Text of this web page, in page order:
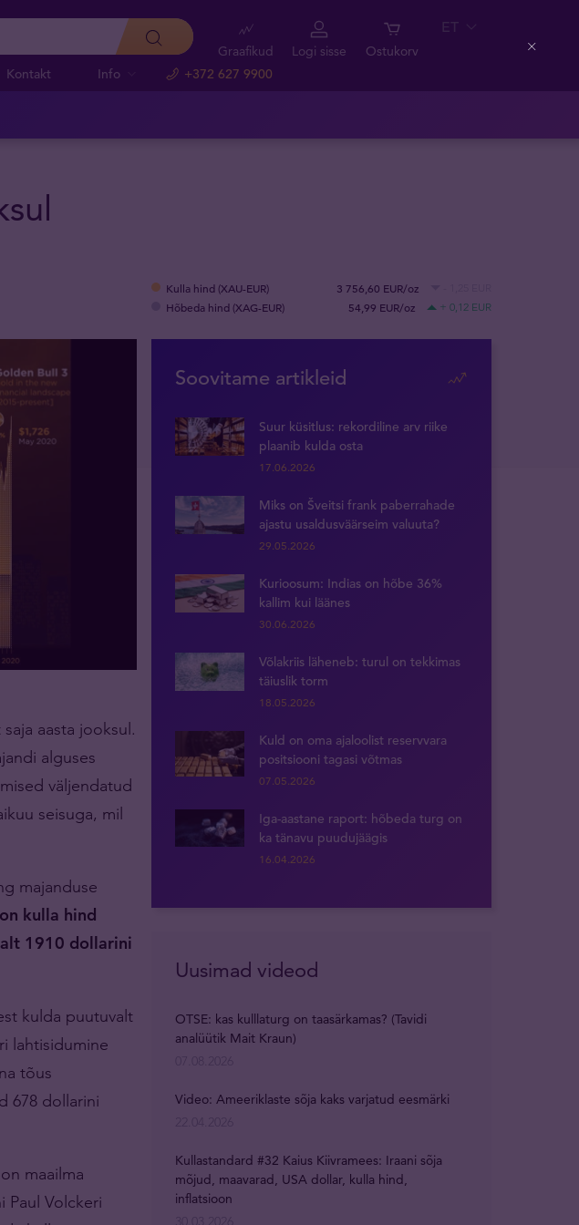
Kontakt Info +372 627 9900
Graafikud Logi sisse Ostukorv
ET
Kulla hind (XAU-EUR) 3 756,60 EUR/oz
Hõbeda hind (XAG-EUR) 54,99 EUR/oz + 0,12 EUR
aasta jooksul.
alguses
väljendatud
seisuga, mil
majanduse
kulla hind
1910 dollarini
kulda puutuvalt
lahtisidumine
tõus
678 dollarini
maailma
Paul Volckeri
Soovitame artikleid
Suur küsitlus: rekordiline arv riike
plaanib kulda osta
17.06.2026
Miks on Šveitsi frank paberrahade
ajastu usaldusväärseim valuuta?
29.05.2026
Kurioosum: Indias on hõbe 36%
kallim kui läänes
30.06.2026
Võlakriis läheneb: turul on tekkimas
täiuslik torm
18.05.2026
Kuld on oma ajaloolist reservvara
positsiooni tagasi võtmas
07.05.2026
Iga-aastane raport: hõbeda turg on
ka tänavu puudujäägis
16.04.2026
Uusimad videod
OTSE: kas kulllaturg on taasärkamas? (Tavidi
analüütik Mait Kraun)
Video: Ameeriklaste sõja kaks varjatud eesmärki
Kullastandard #32 Kaius Kiivramees: Iraani sõja
mõjud, maavarad, USA dollar, kulla hind,
inflatsioon
Close